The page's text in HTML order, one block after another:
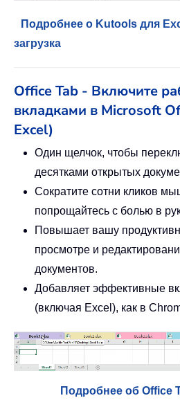
Подробнее о Kutools для
загрузка
Office Tab - Включите
вкладками в Microsoft
Excel)
Один щелчок, чтобы
десятками открытых
Сократите сотни кликов
попрощайтесь с болью в
Повышает вашу
просмотре и
документов.
Добавляет эффективные
(включая Excel), как в
Подробнее об Office